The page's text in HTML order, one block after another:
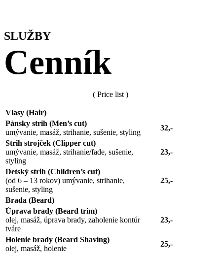
SLUŽBY
Cenník
( Price list )
Vlasy (Hair)
Pánsky strih (Men’s cut)
umývanie, masáž, strihanie, sušenie, styling
32,-
Strih strojček (Clipper cut)
umývanie, masáž, strihanie/fade, sušenie,
styling
23,-
Detský strih (Children’s cut)
(od 6 – 13 rokov) umývanie, strihanie,
sušenie, styling
25,-
Brada (Beard)
Úprava brady (Beard trim)
olej, masáž, úprava brady, zaholenie kontúr
tváre
23,-
Holenie brady (Beard Shaving)
olej, masáž, holenie
25,-